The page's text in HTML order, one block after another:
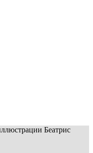
Беатрис